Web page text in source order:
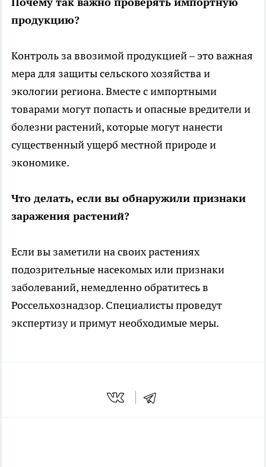
продукцию?
Контроль за ввозимой продукцией – это важная
мера для защиты сельского хозяйства и
экологии региона. Вместе с импортными
товарами могут попасть и опасные вредители и
болезни растений, которые могут нанести
существенный ущерб местной природе и
экономике.
Что делать, если вы обнаружили признаки
заражения растений?
Если вы заметили на своих растениях
подозрительные насекомых или признаки
заболеваний, немедленно обратитесь в
Россельхознадзор. Специалисты проведут
экспертизу и примут необходимые меры.